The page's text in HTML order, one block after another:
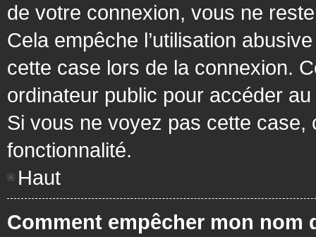
de votre connexion, vous ne
Cela empêche l’utilisation
cette case lors de la connexion.
ordinateur public pour accéder
Si vous ne voyez pas cette case,
fonctionnalité.
Haut
Comment empêcher mon nom